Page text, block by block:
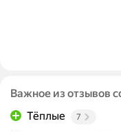
Важное из отзывов
Тёплые
7